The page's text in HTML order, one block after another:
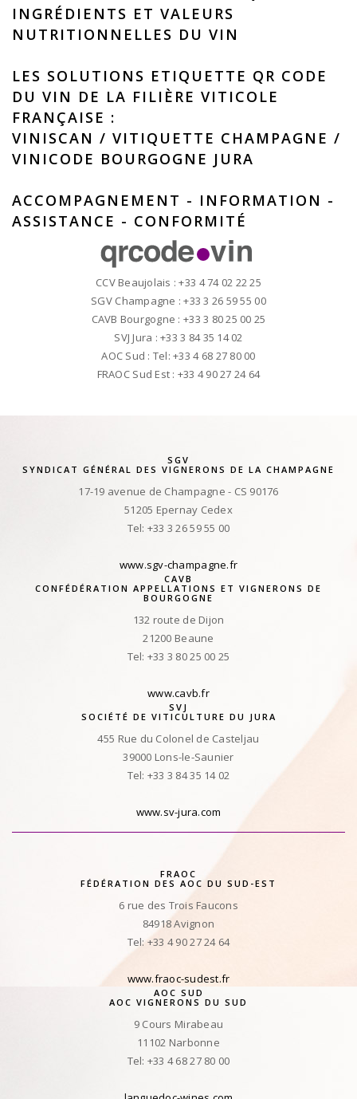
INGRÉDIENTS ET VALEURS
NUTRITIONNELLES DU VIN
LES SOLUTIONS ETIQUETTE QR CODE
DU VIN DE LA FILIÈRE VITICOLE
FRANÇAISE :
VINISCAN / VITIQUETTE CHAMPAGNE /
VINICODE BOURGOGNE JURA
ACCOMPAGNEMENT - INFORMATION -
ASSISTANCE - CONFORMITÉ
CCV Beaujolais : +33 4 74 02 22 25
SGV Champagne : +33 3 26 59 55 00
CAVB Bourgogne : +33 3 80 25 00 25
SVJ Jura : +33 3 84 35 14 02
AOC Sud : Tel: +33 4 68 27 80 00
FRAOC Sud Est : +33 4 90 27 24 64
SGV
SYNDICAT GÉNÉRAL DES VIGNERONS DE LA CHAMPAGNE
17-19 avenue de Champagne - CS 90176
51205 Epernay Cedex
Tel: +33 3 26 59 55 00
www.sgv-champagne.fr
CAVB
CONFÉDÉRATION APPELLATIONS ET VIGNERONS DE
BOURGOGNE
132 route de Dijon
21200 Beaune
Tel: +33 3 80 25 00 25
www.cavb.fr
SVJ
SOCIÉTÉ DE VITICULTURE DU JURA
455 Rue du Colonel de Casteljau
39000 Lons-le-Saunier
Tel: +33 3 84 35 14 02
www.sv-jura.com
FRAOC
FÉDÉRATION DES AOC DU SUD-EST
6 rue des Trois Faucons
84918 Avignon
Tel: +33 4 90 27 24 64
www.fraoc-sudest.fr
AOC SUD
AOC VIGNERONS DU SUD
9 Cours Mirabeau
11102 Narbonne
Tel: +33 4 68 27 80 00